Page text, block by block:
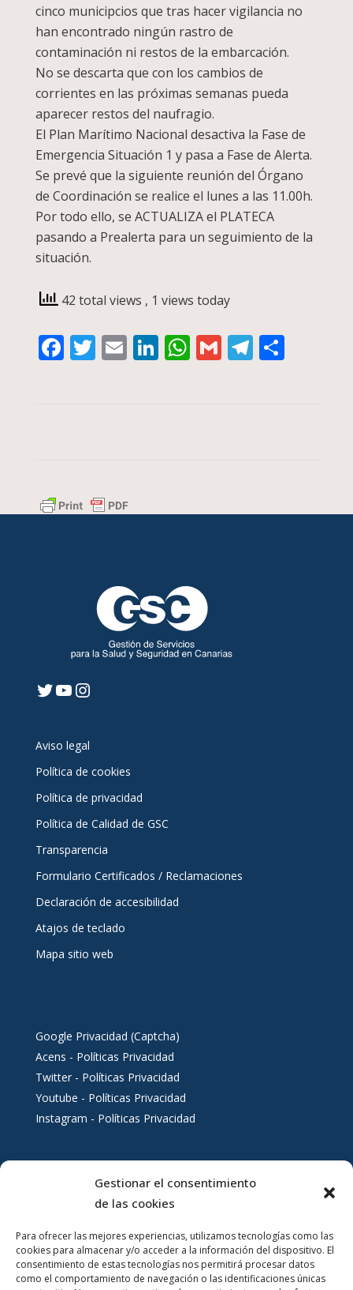
Gestionar el consentimiento
de las cookies
Para ofrecer las mejores experiencias, utilizamos tecnologías como las
cookies para almacenar y/o acceder a la información del dispositivo. El
consentimiento de estas tecnologías nos permitirá procesar datos
como el comportamiento de navegación o las identificaciones únicas
cinco municipcios que tras hacer vigilancia no
han encontrado ningún rastro de
contaminación ni restos de la embarcación.
No se descarta que con los cambios de
corrientes en las próximas semanas pueda
aparecer restos del naufragio.
El Plan Marítimo Nacional desactiva la Fase de
Emergencia Situación 1 y pasa a Fase de Alerta.
Se prevé que la siguiente reunión del Órgano
de Coordinación se realice el lunes a las 11.00h.
Por todo ello, se ACTUALIZA el PLATECA
pasando a Prealerta para un seguimiento de la
situación.
42 total views , 1 views today
Facebook
Twitter
EmailLinkedIn
WhatsApp
Gmail
Twitter
YouTube
Instagram
Aviso legal
Política de cookies
Política de privacidad
Política de Calidad de GSC
Transparencia
Formulario Certificados / Reclamaciones
Declaración de accesibilidad
Atajos de teclado
Mapa sitio web
Google Privacidad (Captcha)
Acens - Políticas Privacidad
Twitter - Políticas Privacidad
Youtube - Políticas Privacidad
Instagram - Políticas Privacidad
Servicios al ciudadano